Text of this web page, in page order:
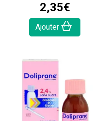
2,35€
Ajouter